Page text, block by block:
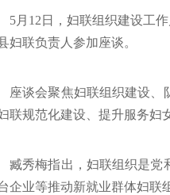
5月12日，妇联组织建设工
妇联负责人参加座谈。
座谈会聚焦妇联组织建设
联规范化建设、提升服务妇
臧秀梅指出，妇联组织是党
企业等推动新就业群体妇联